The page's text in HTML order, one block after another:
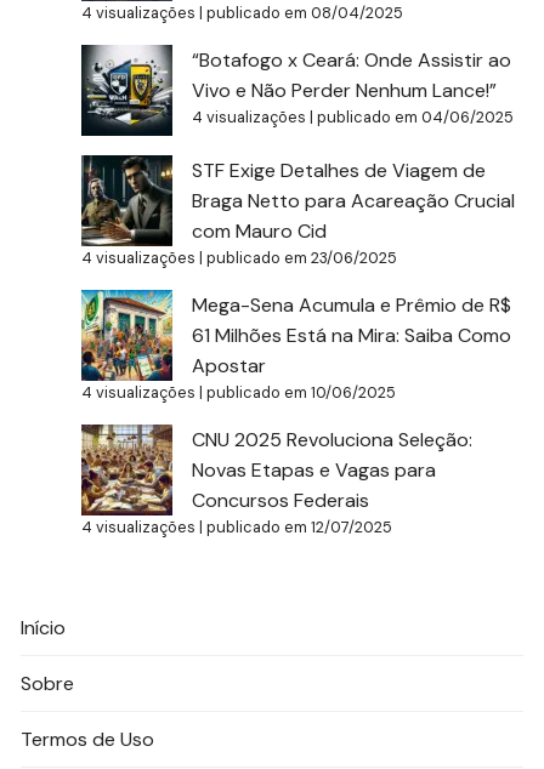
4 visualizações |publicado em 08/04/2025
“Botafogo x Ceará: Onde Assistir ao
Vivo e Não Perder Nenhum Lance!”
4 visualizações |publicado em 04/06/2025
STF Exige Detalhes de Viagem de
Braga Netto para Acareação Crucial
com Mauro Cid
4 visualizações |publicado em 23/06/2025
Mega-Sena Acumula e Prêmio de R$
61 Milhões Está na Mira: Saiba Como
Apostar
4 visualizações |publicado em 10/06/2025
CNU 2025 Revoluciona Seleção:
Novas Etapas e Vagas para
Concursos Federais
4 visualizações |publicado em 12/07/2025
Início
Sobre
Termos de Uso